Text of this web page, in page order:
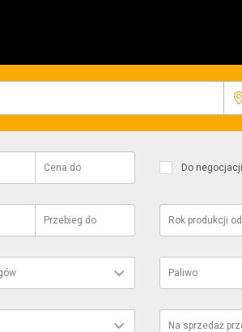
Cena do Do negocjacji
Przebieg do Rok produkcji od
Paliwo
Na sprzedaż